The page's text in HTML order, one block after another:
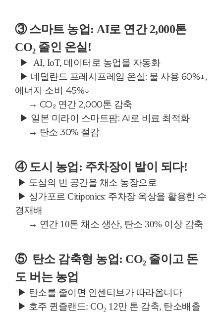
③ 스마트 농업: AI로 연간 2,000톤
CO₂ 줄인 온실!
▶ AI, IoT, 데이터로 농업을 자동화
▶ 네덜란드 프레시프레임 온실: 물 사용 60%↓,
에너지 소비 45%↓
→ CO₂ 연간 2,000톤 감축
▶ 일본 미라이 스마트팜: AI로 비료 최적화
→ 탄소 30% 절감
④ 도시 농업: 주차장이 밭이 되다!
▶ 도심의 빈 공간을 채소 농장으로
▶ 싱가포르 Citiponics: 주차장 옥상을 활용한 수
경재배
→ 연간 10톤 채소 생산, 탄소 30% 이상 감축
⑤ 탄소 감축형 농업: CO₂ 줄이고 돈
도 버는 농업
▶ 탄소를 줄이면 인센티브가 따라옵니다
▶ 호주 퀸즐랜드: CO₂ 12만 톤 감축, 탄소배출